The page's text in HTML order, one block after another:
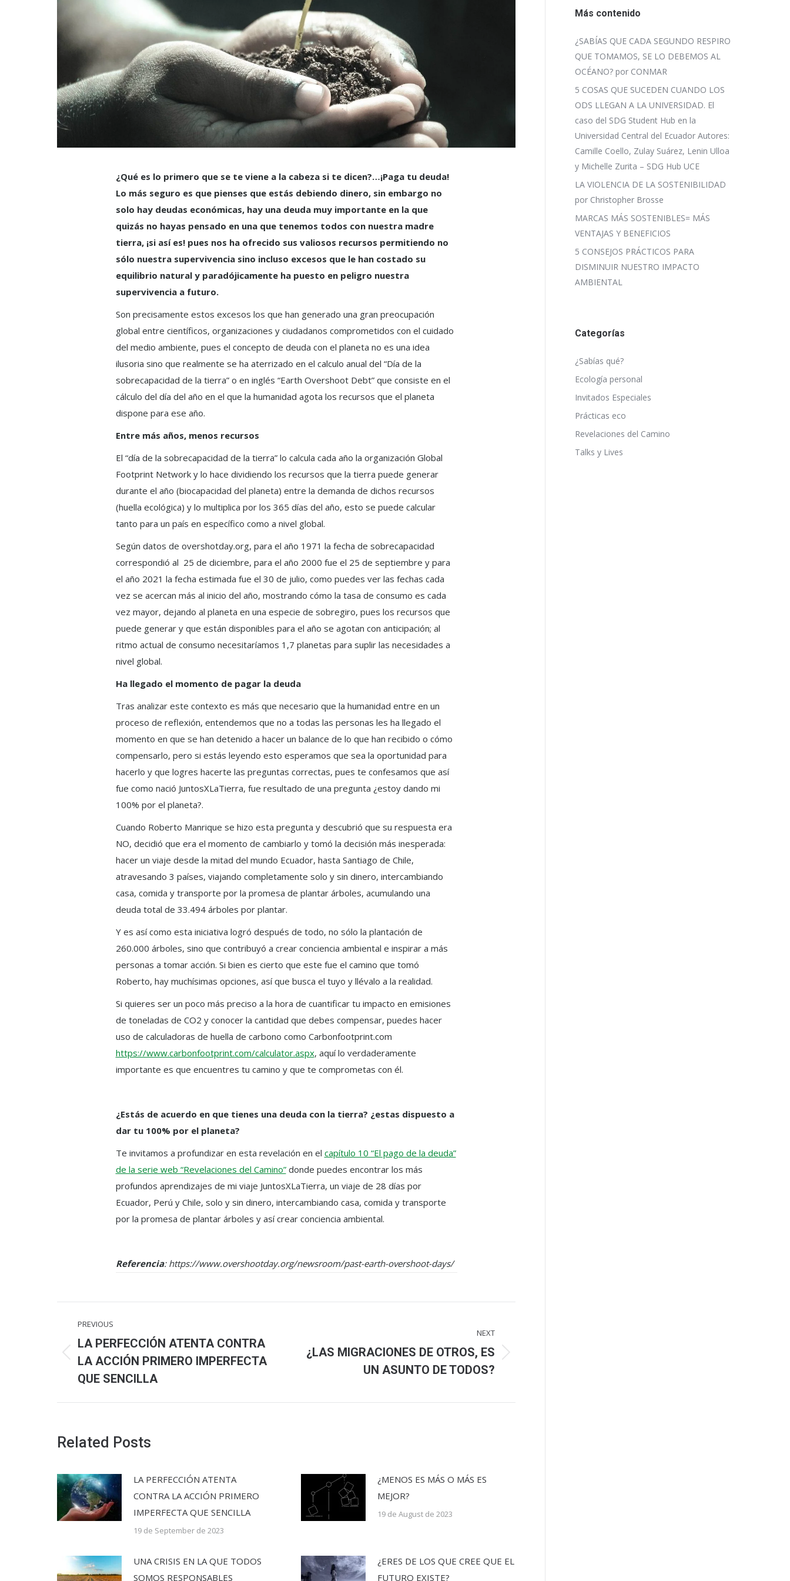
¿Qué es lo primero que se te viene a la cabeza si te dicen?…¡Paga tu deuda!
Lo más seguro es que pienses que estás debiendo dinero, sin embargo no
solo hay deudas económicas, hay una deuda muy importante en la que
quizás no hayas pensado en una que tenemos todos con nuestra madre
tierra, ¡si así es! pues nos ha ofrecido sus valiosos recursos permitiendo no
sólo nuestra supervivencia sino incluso excesos que le han costado su
equilibrio natural y paradójicamente ha puesto en peligro nuestra
supervivencia a futuro.
Son precisamente estos excesos los que han generado una gran preocupación
global entre científicos, organizaciones y ciudadanos comprometidos con el cuidado
del medio ambiente, pues el concepto de deuda con el planeta no es una idea
ilusoria sino que realmente se ha aterrizado en el calculo anual del “Día de la
sobrecapacidad de la tierra” o en inglés “Earth Overshoot Debt” que consiste en el
cálculo del día del año en el que la humanidad agota los recursos que el planeta
dispone para ese año.
Entre más años, menos recursos
El “día de la sobrecapacidad de la tierra” lo calcula cada año la organización Global
Footprint Network y lo hace dividiendo los recursos que la tierra puede generar
durante el año (biocapacidad del planeta) entre la demanda de dichos recursos
(huella ecológica) y lo multiplica por los 365 días del año, esto se puede calcular
tanto para un país en específico como a nivel global.
Según datos de overshotday.org, para el año 1971 la fecha de sobrecapacidad
correspondió al 25 de diciembre, para el año 2000 fue el 25 de septiembre y para
el año 2021 la fecha estimada fue el 30 de julio, como puedes ver las fechas cada
vez se acercan más al inicio del año, mostrando cómo la tasa de consumo es cada
vez mayor, dejando al planeta en una especie de sobregiro, pues los recursos que
puede generar y que están disponibles para el año se agotan con anticipación; al
ritmo actual de consumo necesitaríamos 1,7 planetas para suplir las necesidades a
nivel global.
Ha llegado el momento de pagar la deuda
Tras analizar este contexto es más que necesario que la humanidad entre en un
proceso de reflexión, entendemos que no a todas las personas les ha llegado el
momento en que se han detenido a hacer un balance de lo que han recibido o cómo
compensarlo, pero si estás leyendo esto esperamos que sea la oportunidad para
hacerlo y que logres hacerte las preguntas correctas, pues te confesamos que así
fue como nació JuntosXLaTierra, fue resultado de una pregunta ¿estoy dando mi
100% por el planeta?.
Cuando Roberto Manrique se hizo esta pregunta y descubrió que su respuesta era
NO, decidió que era el momento de cambiarlo y tomó la decisión más inesperada:
hacer un viaje desde la mitad del mundo Ecuador, hasta Santiago de Chile,
atravesando 3 países, viajando completamente solo y sin dinero, intercambiando
casa, comida y transporte por la promesa de plantar árboles, acumulando una
deuda total de 33.494 árboles por plantar.
Y es así como esta iniciativa logró después de todo, no sólo la plantación de
260.000 árboles, sino que contribuyó a crear conciencia ambiental e inspirar a más
personas a tomar acción. Si bien es cierto que este fue el camino que tomó
Roberto, hay muchísimas opciones, así que busca el tuyo y llévalo a la realidad.
Si quieres ser un poco más preciso a la hora de cuantificar tu impacto en emisiones
de toneladas de CO2 y conocer la cantidad que debes compensar, puedes hacer
uso de calculadoras de huella de carbono como Carbonfootprint.com
https://www.carbonfootprint.com/calculator.aspx, aquí lo verdaderamente
importante es que encuentres tu camino y que te comprometas con él.
¿Estás de acuerdo en que tienes una deuda con la tierra? ¿estas dispuesto a
dar tu 100% por el planeta?
Te invitamos a profundizar en esta revelación en el capítulo 10 “El pago de la deuda”
de la serie web “Revelaciones del Camino”donde puedes encontrar los más
profundos aprendizajes de mi viaje JuntosXLaTierra, un viaje de 28 días por
Ecuador, Perú y Chile, solo y sin dinero, intercambiando casa, comida y transporte
por la promesa de plantar árboles y así crear conciencia ambiental.
Referencia: https://www.overshootday.org/newsroom/past-earth-overshoot-days/
navigation
PREVIOUS
Previous
post:
LA PERFECCIÓN ATENTA CONTRA
LA ACCIÓN PRIMERO IMPERFECTA
QUE SENCILLA
NEXT
Next
¿LAS MIGRACIONES DE OTROS, ES
UN ASUNTO DE TODOS?
Related Posts
LA PERFECCIÓN ATENTA
CONTRA LA ACCIÓN PRIMERO
IMPERFECTA QUE SENCILLA
19 de September de 2023
¿MENOS ES MÁS O MÁS ES
MEJOR?
19 de August de 2023
UNA CRISIS EN LA QUE TODOS
SOMOS RESPONSABLES
¿ERES DE LOS QUE CREE QUE EL
FUTURO EXISTE?
Más contenido
¿SABÍAS QUE CADA SEGUNDO RESPIRO
QUE TOMAMOS, SE LO DEBEMOS AL
OCÉANO? por CONMAR
5 COSAS QUE SUCEDEN CUANDO LOS
ODS LLEGAN A LA UNIVERSIDAD. El
caso del SDG Student Hub en la
Universidad Central del Ecuador Autores:
Camille Coello, Zulay Suárez, Lenin Ulloa
y Michelle Zurita – SDG Hub UCE
LA VIOLENCIA DE LA SOSTENIBILIDAD
por Christopher Brosse
MARCAS MÁS SOSTENIBLES= MÁS
VENTAJAS Y BENEFICIOS
5 CONSEJOS PRÁCTICOS PARA
DISMINUIR NUESTRO IMPACTO
AMBIENTAL
Categorías
¿Sabías qué?
Ecología personal
Invitados Especiales
Prácticas eco
Revelaciones del Camino
Talks y Lives